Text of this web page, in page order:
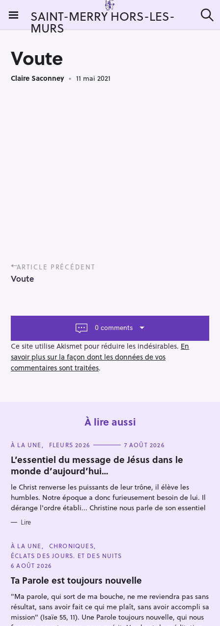
i
SAINT-MERRY HORS-LES-
MURS e
Voute
Claire Saconney 11 mai 2021
P
o
s
a
g
a
t
i
ARTICLE PRÉCÉDENT
Voute
0 comments
Ce site utilise Akismet pour réduire les indésirables. En
savoir plus sur la façon dont les données de vos
commentaires sont traitées.
À lire aussi
C
T
E
G
O
R
I
E
S
À LA UNE FLEURS 2026 7 AOÛT 2026
L’essentiel du message de Jésus dans le
monde d’aujourd’hui…
le Christ renverse les puissants de leur trône, il élève les
humbles. Notre époque a donc furieusement besoin de lui. Il
dérange l'ordre établi... Christine nous parle de son essentiel
Lire
C
A
T
E
G
O
R
E
À LA UNE
CHRONIQUES
ÉCLATS DES JOURS. ET DES NUITS
6 AOÛT 2026
Ta Parole est toujours nouvelle
"Ma parole, qui sort de ma bouche, ne me reviendra pas sans
résultat, sans avoir fait ce qui me plaît, sans avoir accompli sa
mission" (Isaïe 55, 11). Une Parole toujours nouvelle, qui nous
R
c
h
e
r
c
h
e